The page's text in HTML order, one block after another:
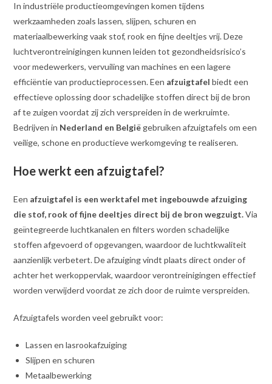
In industriële productieomgevingen komen tijdens
werkzaamheden zoals lassen, slijpen, schuren en
materiaalbewerking vaak stof, rook en fijne deeltjes vrij. Deze
luchtverontreinigingen kunnen leiden tot gezondheidsrisico’s
voor medewerkers, vervuiling van machines en een lagere
efficiëntie van productieprocessen. Een afzuigtafel biedt een
effectieve oplossing door schadelijke stoffen direct bij de bron
af te zuigen voordat zij zich verspreiden in de werkruimte.
Bedrijven in Nederland en België gebruiken afzuigtafels om een
veilige, schone en productieve werkomgeving te realiseren.
Hoe werkt een afzuigtafel?
Een afzuigtafel is een werktafel met ingebouwde afzuiging
die stof, rook of fijne deeltjes direct bij de bron wegzuigt.Via
geïntegreerde luchtkanalen en filters worden schadelijke
stoffen afgevoerd of opgevangen, waardoor de luchtkwaliteit
aanzienlijk verbetert. De afzuiging vindt plaats direct onder of
achter het werkoppervlak, waardoor verontreinigingen effectief
worden verwijderd voordat ze zich door de ruimte verspreiden.
Afzuigtafels worden veel gebruikt voor:
Lassen en lasrookafzuiging
Slijpen en schuren
Metaalbewerking